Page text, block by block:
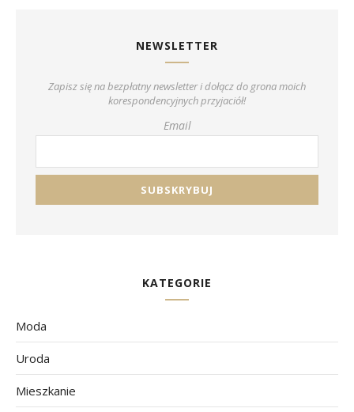
NEWSLETTER
Zapisz się na bezpłatny newsletter i dołącz do grona moich
korespondencyjnych przyjaciół!
Email
KATEGORIE
Moda
Uroda
Mieszkanie